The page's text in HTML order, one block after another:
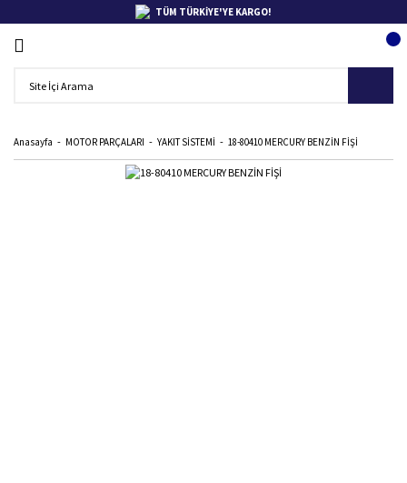
TÜM TÜRKİYE'YE KARGO!
Anasayfa MOTOR PARÇALARI YAKIT SİSTEMİ 18-80410 MERCURY BENZİN FİŞİ